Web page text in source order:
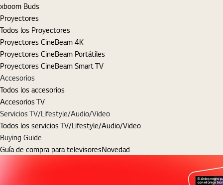
xboom Buds
Proyectores
Todos los Proyectores
Proyectores CineBeam 4K
Proyectores CineBeam Portátiles
Proyectores CineBeam Smart TV
Accesorios
Todos los accesorios
Accesorios TV
Servicios TV/Lifestyle/Audio/Video
Todos los servicios TV/Lifestyle/Audio/Video
Buying Guide
Guía de compra para televisoresNovedad